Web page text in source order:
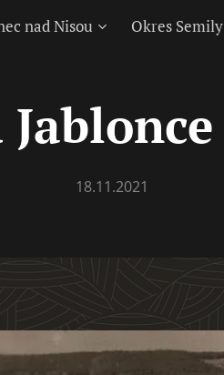
nad Nisou Okres Semily
18.11.2021